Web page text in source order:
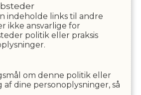
indeholde links til andre
ikke ansvarlige for
politik eller praksis
om denne politik eller
dine personoplysninger, så